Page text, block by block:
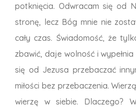
potknięcia. Odwracam się od
stronę, lecz Bóg mnie nie
cały czas. Świadomość, że
zbawić, daje wolność i wypełnia
się od Jezusa przebaczać
miłości bez przebaczenia.
wierzę w siebie. Dlaczego?